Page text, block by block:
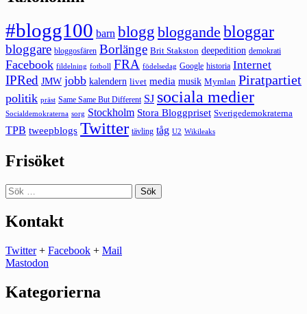
#blogg100 barn blogg bloggande bloggar
bloggare bloggosfären Borlänge Brit Stakston deepedition demokrati
Facebook fildelning fotboll FRA födelsedag Google historia Internet
IPRed JMW jobb kalendern livet media musik Mymlan Piratpartiet
politik präst Same Same But Different SJ sociala medier
Socialdemokraterna sorg Stockholm Stora Bloggpriset Sverigedemokraterna
TPB tweepblogs Twitter tävling tåg U2 Wikileaks
Frisöket
Sök
efter:
Kontakt
Twitter+ Facebook + Mail
Mastodon
Kategorierna